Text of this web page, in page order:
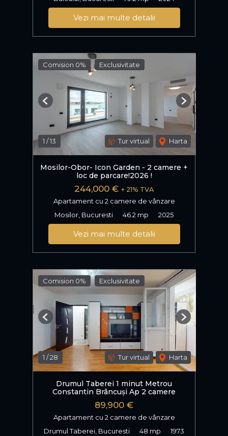
Vezi mai multe detalii
Comision 0% Exclusivitate
1 /13 Tur virtual Harta
Previous Next
Mosilor-Obor- Icon Garden - 2 camere +
loc de parcare!2026 !
244,000 € + 21% TVA
Apartament cu 2 camere de vânzare
Mosilor, Bucuresti
46.2 mp 2025
Vezi mai multe detalii
Comision 0% Exclusivitate
1 /28 Tur virtual Harta
Previous Next
Drumul Taberei 1 minut Metrou
Constantin Brâncuși Ap 2 camere
89,900 €
Apartament cu 2 camere de vânzare
Drumul Taberei, Bucuresti
48 mp 1973